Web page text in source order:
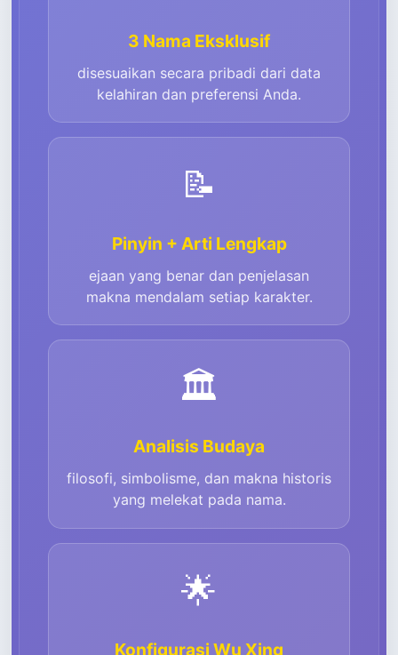
3 Nama Eksklusif
disesuaikan secara pribadi dari data
kelahiran dan preferensi Anda.
📝
Pinyin + Arti Lengkap
ejaan yang benar dan penjelasan
makna mendalam setiap karakter.
🏛️
Analisis Budaya
filosofi, simbolisme, dan makna historis
yang melekat pada nama.
🌟
Konfigurasi Wu Xing